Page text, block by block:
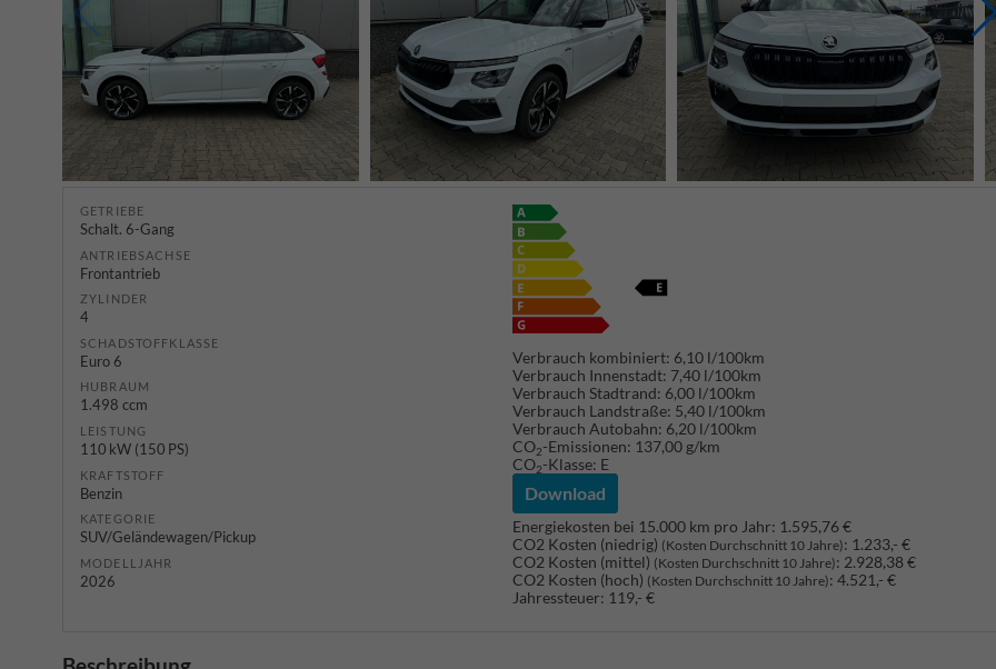
GETRIEBE
Schalt. 6-Gang
ANTRIEBSACHSE
Frontantrieb
ZYLINDER
4
SCHADSTOFFKLASSE
Euro 6
HUBRAUM
1.498 ccm
LEISTUNG
110 kW (150 PS)
KRAFTSTOFF
Benzin
KATEGORIE
SUV/Geländewagen/Pickup
MODELLJAHR
2026
Verbrauch kombiniert: 6,10 l/100km
Verbrauch Innenstadt: 7,40 l/100km
Verbrauch Stadtrand: 6,00 l/100km
Verbrauch Landstraße: 5,40 l/100km
Verbrauch Autobahn: 6,20 l/100km
CO2-Emissionen: 137,00 g/km
CO2-Klasse: E
Download
Energiekosten bei 15.000 km pro Jahr: 1.595,76 €
CO2 Kosten (niedrig) (Kosten Durchschnitt 10 Jahre): 1.233,- €
CO2 Kosten (mittel) (Kosten Durchschnitt 10 Jahre): 2.928,38 €
CO2 Kosten (hoch) (Kosten Durchschnitt 10 Jahre): 4.521,- €
Jahressteuer: 119,- €